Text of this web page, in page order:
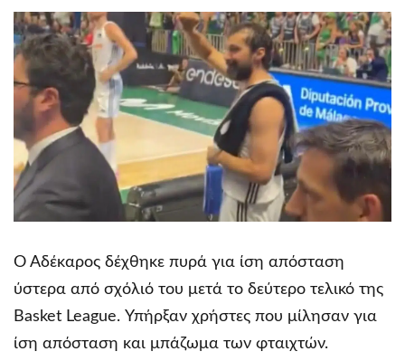
Ο Αδέκαρος δέχθηκε πυρά για ίση απόσταση
ύστερα από σχόλιό του μετά το δεύτερο τελικό της
Basket League. Υπήρξαν χρήστες που μίλησαν για
ίση απόσταση και μπάζωμα των φταιχτών.